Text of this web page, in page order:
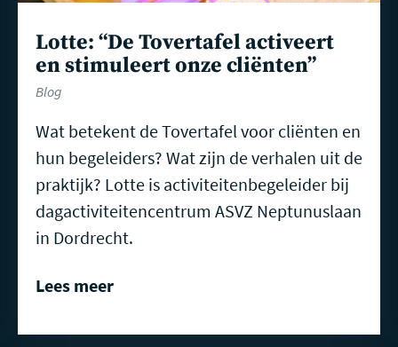
Lotte: “De Tovertafel activeert
en stimuleert onze cliënten”
Blog
Wat betekent de Tovertafel voor cliënten en
hun begeleiders? Wat zijn de verhalen uit de
praktijk? Lotte is activiteitenbegeleider bij
dagactiviteitencentrum ASVZ Neptunuslaan
in Dordrecht.
Lees meer